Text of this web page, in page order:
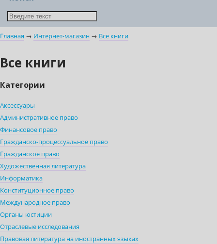
Главная → Интернет-магазин → Все книги
Все книги
Категории
Аксессуары
Административное право
Финансовое право
Гражданско-процессуальное право
Гражданское право
Художественная литература
Информатика
Конституционное право
Международное право
Органы юстиции
Отраслевые исследования
Правовая литература на иностранных языках